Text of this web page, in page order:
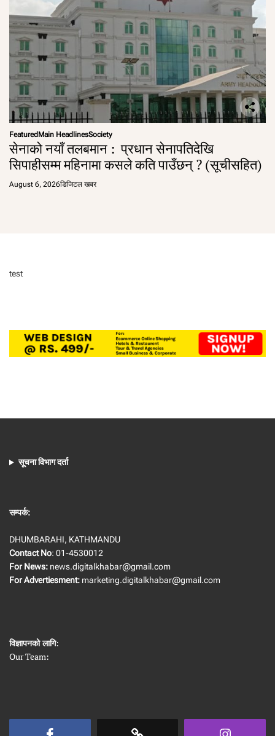
FeaturedMain HeadlinesSociety
सेनाको नयाँ तलबमान : प्रधान सेनापतिदेखि
सिपाहीसम्म महिनामा कसले कति पाउँछन् ? (सूचीसहित)
August 6, 2026डिजिटल खबर
test
सूचना विभाग दर्ता
सम्पर्क:
DHUMBARAHI, KATHMANDU
Contact No: 01-4530012
For News: news.digitalkhabar@gmail.com
For Advertiesment: marketing.digitalkhabar@gmail.com
विज्ञापनको लागि:
Our Team: